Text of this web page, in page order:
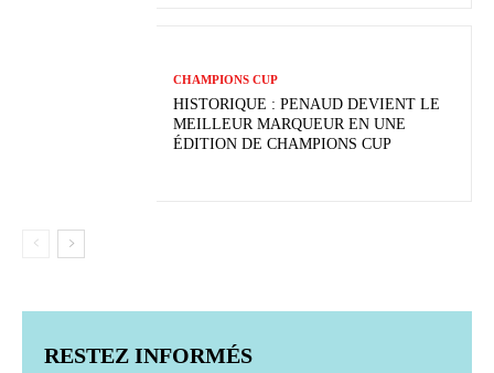
CHAMPIONS CUP
HISTORIQUE : PENAUD DEVIENT LE
MEILLEUR MARQUEUR EN UNE
ÉDITION DE CHAMPIONS CUP
RESTEZ INFORMÉS